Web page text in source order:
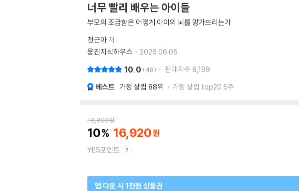
너무 빨리 배우는 아이들
부모의 조급함은 어떻게 아이의 뇌를 망가뜨리는가
천근아저
웅진지식하우스
2026.06.05.
10.0 48 판매지수 8,199
베스트 가정 살림 88위 가정 살림 top20 5주
18,800원
10 16,920
YES포인트
앱 다운 시 1천원 상품권